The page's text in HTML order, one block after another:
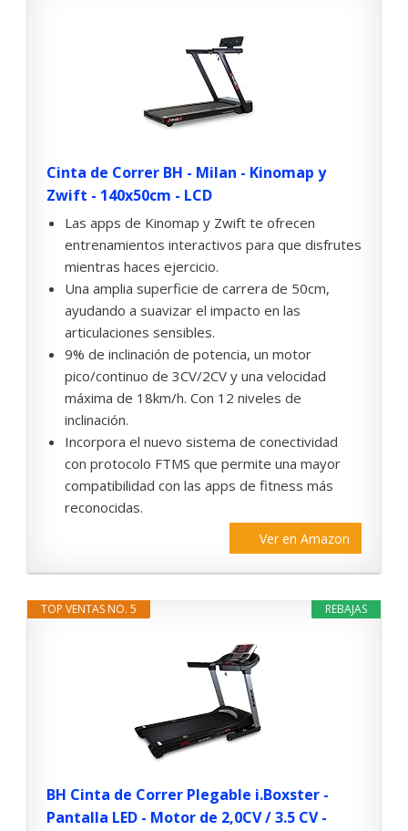
Cinta de Correr BH - Milan - Kinomap y
Zwift - 140x50cm - LCD
Las apps de Kinomap y Zwift te ofrecen
entrenamientos interactivos para que disfrutes
mientras haces ejercicio.
Una amplia superficie de carrera de 50cm,
ayudando a suavizar el impacto en las
articulaciones sensibles.
9% de inclinación de potencia, un motor
pico/continuo de 3CV/2CV y una velocidad
máxima de 18km/h. Con 12 niveles de
inclinación.
Incorpora el nuevo sistema de conectividad
con protocolo FTMS que permite una mayor
compatibilidad con las apps de fitness más
reconocidas.
Ver en Amazon
REBAJAS
TOP VENTAS NO. 5
BH Cinta de Correr Plegable i.Boxster -
Pantalla LED - Motor de 2,0CV / 3.5 CV -